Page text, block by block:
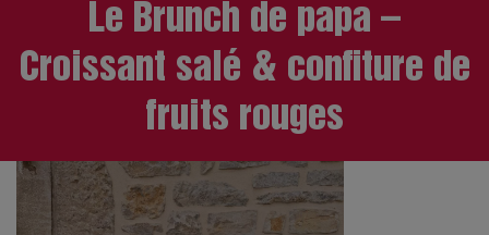
Le Brunch de papa –
Croissant salé & confiture de
fruits rouges